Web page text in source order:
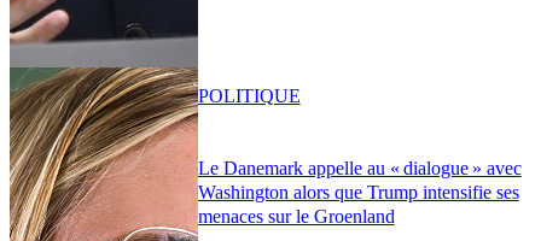
Le Danemark appelle au « dialogue » avec
Washington alors que Trump intensifie ses
menaces sur le Groenland
POLITIQUE